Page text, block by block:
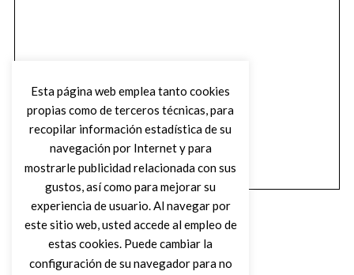
Esta página web emplea tanto cookies
propias como de terceros técnicas, para
recopilar información estadística de su
navegación por Internet y para
mostrarle publicidad relacionada con sus
gustos, así como para mejorar su
experiencia de usuario. Al navegar por
este sitio web, usted accede al empleo de
estas cookies. Puede cambiar la
configuración de su navegador para no